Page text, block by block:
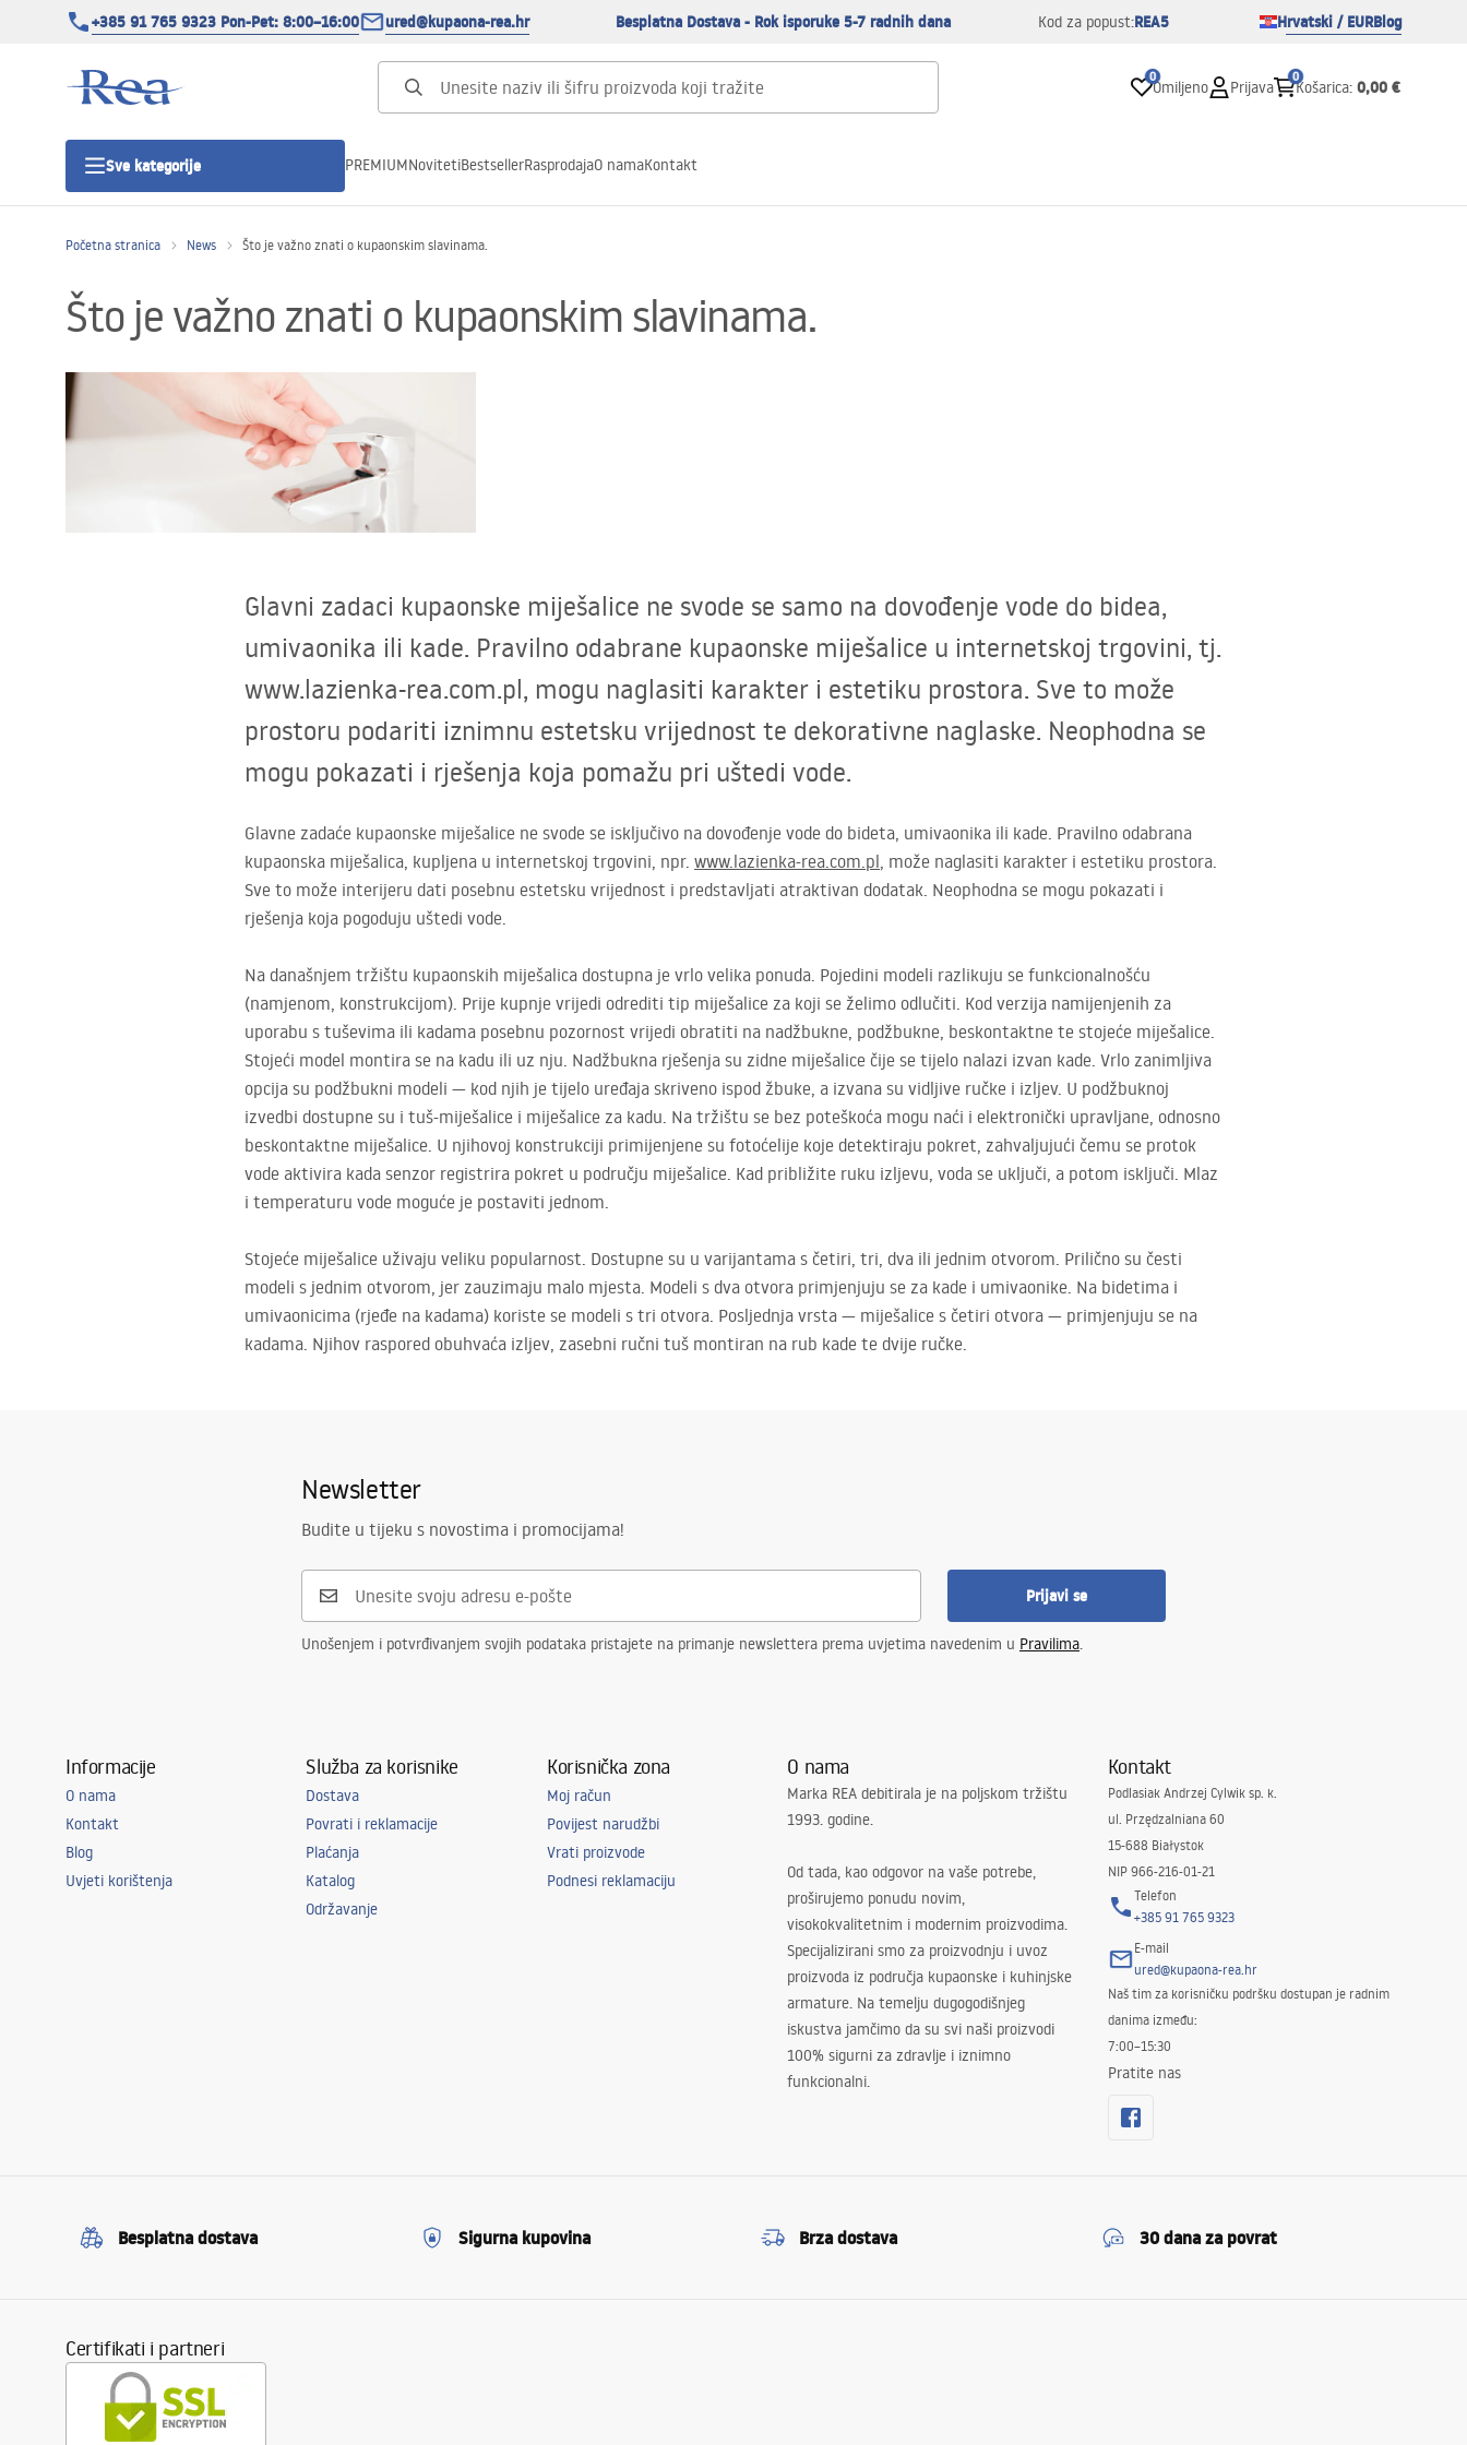
+385 91 765 9323 Pon-Pet: 8:00–16:00 ured@kupaona-rea.hr Besplatna Dostava - Rok isporuke 5-7 radnih dana Kod za popust:REA5 Hrvatski / EURBlog
0
Omiljeno Prijava
0
Košarica: 0,00 €
Sve kategorije
Tuš vrata
Tuš kade
Miješalice, pipe, slavine
Pribor i kupaonski namještaj
PREMIUMNovitetiBestsellerRasprodajaO namaKontakt
Početna stranica News Što je važno znati o kupaonskim slavinama.
Što je važno znati o kupaonskim slavinama.
Glavni zadaci kupaonske miješalice ne svode se samo na dovođenje vode do bidea,
umivaonika ili kade. Pravilno odabrane kupaonske miješalice u internetskoj trgovini, tj.
www.lazienka-rea.com.pl, mogu naglasiti karakter i estetiku prostora. Sve to može
prostoru podariti iznimnu estetsku vrijednost te dekorativne naglaske. Neophodna se
mogu pokazati i rješenja koja pomažu pri uštedi vode.
Glavne zadaće kupaonske miješalice ne svode se isključivo na dovođenje vode do bideta, umivaonika ili kade. Pravilno odabrana
kupaonska miješalica, kupljena u internetskoj trgovini, npr. www.lazienka-rea.com.pl, može naglasiti karakter i estetiku prostora.
Sve to može interijeru dati posebnu estetsku vrijednost i predstavljati atraktivan dodatak. Neophodna se mogu pokazati i
rješenja koja pogoduju uštedi vode.
Na današnjem tržištu kupaonskih miješalica dostupna je vrlo velika ponuda. Pojedini modeli razlikuju se funkcionalnošću
(namjenom, konstrukcijom). Prije kupnje vrijedi odrediti tip miješalice za koji se želimo odlučiti. Kod verzija namijenjenih za
uporabu s tuševima ili kadama posebnu pozornost vrijedi obratiti na nadžbukne, podžbukne, beskontaktne te stojeće miješalice.
Stojeći model montira se na kadu ili uz nju. Nadžbukna rješenja su zidne miješalice čije se tijelo nalazi izvan kade. Vrlo zanimljiva
opcija su podžbukni modeli — kod njih je tijelo uređaja skriveno ispod žbuke, a izvana su vidljive ručke i izljev. U podžbuknoj
izvedbi dostupne su i tuš-miješalice i miješalice za kadu. Na tržištu se bez poteškoća mogu naći i elektronički upravljane, odnosno
beskontaktne miješalice. U njihovoj konstrukciji primijenjene su fotoćelije koje detektiraju pokret, zahvaljujući čemu se protok
vode aktivira kada senzor registrira pokret u području miješalice. Kad približite ruku izljevu, voda se uključi, a potom isključi. Mlaz
i temperaturu vode moguće je postaviti jednom.
Stojeće miješalice uživaju veliku popularnost. Dostupne su u varijantama s četiri, tri, dva ili jednim otvorom. Prilično su česti
modeli s jednim otvorom, jer zauzimaju malo mjesta. Modeli s dva otvora primjenjuju se za kade i umivaonike. Na bidetima i
umivaonicima (rjeđe na kadama) koriste se modeli s tri otvora. Posljednja vrsta — miješalice s četiri otvora — primjenjuju se na
kadama. Njihov raspored obuhvaća izljev, zasebni ručni tuš montiran na rub kade te dvije ručke.
Newsletter
Budite u tijeku s novostima i promocijama!
Prijavi se
Unošenjem i potvrđivanjem svojih podataka pristajete na primanje newslettera prema uvjetima navedenim u Pravilima.
Informacije
O nama
Kontakt
Blog
Uvjeti korištenja
Služba za korisnike
Dostava
Povrati i reklamacije
Plaćanja
Katalog
Održavanje
Korisnička zona
Moj račun
Povijest narudžbi
Vrati proizvode
Podnesi reklamaciju
O nama
Marka REA debitirala je na poljskom tržištu
1993. godine.
Od tada, kao odgovor na vaše potrebe,
proširujemo ponudu novim,
visokokvalitetnim i modernim proizvodima.
Specijalizirani smo za proizvodnju i uvoz
proizvoda iz područja kupaonske i kuhinjske
armature. Na temelju dugogodišnjeg
iskustva jamčimo da su svi naši proizvodi
100% sigurni za zdravlje i iznimno
funkcionalni.
Kontakt
Podlasiak Andrzej Cylwik sp. k.
ul. Przędzalniana 60
15-688 Białystok
NIP 966-216-01-21
Telefon
+385 91 765 9323
E-mail
ured@kupaona-rea.hr
Naš tim za korisničku podršku dostupan je radnim
danima između:
7:00–15:30
Pratite nas
Besplatna dostava Sigurna kupovina Brza dostava 30 dana za povrat
Certifikati i partneri